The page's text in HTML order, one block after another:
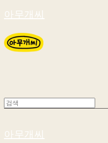
아무개씨
아무개씨